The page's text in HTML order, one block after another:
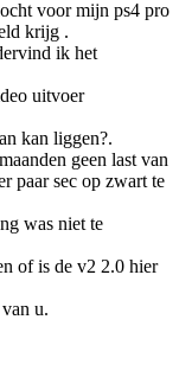
voor mijn ps4 pro
krijg .
ik het
uitvoer
kan liggen?.
geen last van
paar sec op zwart te
was niet te
of is de v2 2.0 hier
u.